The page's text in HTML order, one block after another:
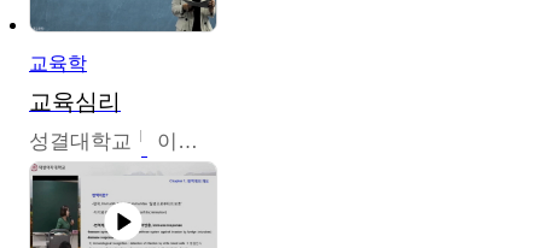
교육학
교육심리
성결대학교 이수경